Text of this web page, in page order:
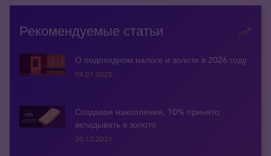
Рекомендуемые статьи
О подоходном налоге и золоте в 2026 году
09.01.2025
Создавая накопления, 10% принято
вкладывать в золото
20.12.2021